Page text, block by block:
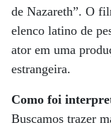
de Nazareth”. O
elenco latino de
ator em uma
estrangeira.
Como foi
Buscamos trazer